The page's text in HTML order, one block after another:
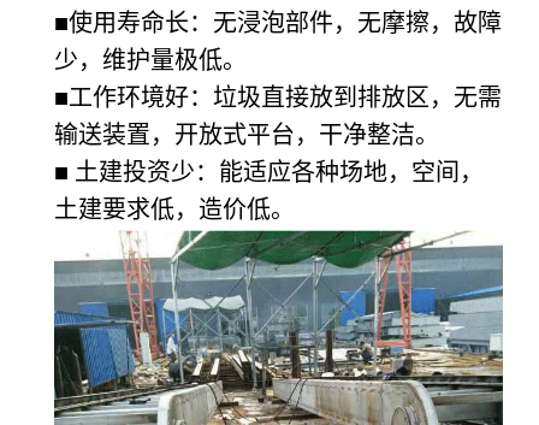
■使用寿命长：无浸泡部件，无摩擦，故障
少，维护量极低。
■工作环境好：垃圾直接放到排放区，无需
输送装置，开放式平台，干净整洁。
■ 土建投资少：能适应各种场地，空间，
土建要求低，造价低。